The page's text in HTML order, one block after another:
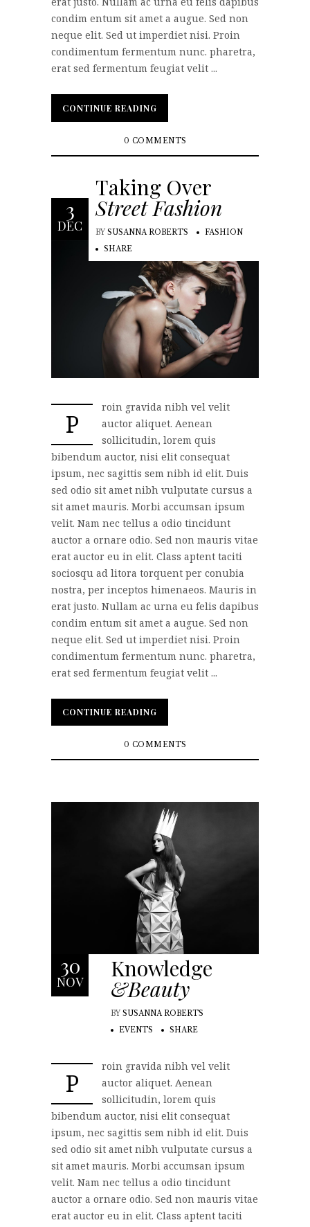
condim entum sit amet a augue. Sed non
neque elit. Sed ut imperdiet nisi. Proin
condimentum fermentum nunc. pharetra,
erat sed fermentum feugiat velit ...
CONTINUE READING
CONTINUE READING
0 COMMENTS
3
DEC
Taking Over
Street Fashion
BY SUSANNA ROBERTS
FASHION
SHARE
P
roin gravida nibh vel velit
auctor aliquet. Aenean
sollicitudin, lorem quis
bibendum auctor, nisi elit consequat
ipsum, nec sagittis sem nibh id elit. Duis
sed odio sit amet nibh vulputate cursus a
sit amet mauris. Morbi accumsan ipsum
velit. Nam nec tellus a odio tincidunt
auctor a ornare odio. Sed non mauris vitae
erat auctor eu in elit. Class aptent taciti
sociosqu ad litora torquent per conubia
nostra, per inceptos himenaeos. Mauris in
erat justo. Nullam ac urna eu felis dapibus
condim entum sit amet a augue. Sed non
neque elit. Sed ut imperdiet nisi. Proin
condimentum fermentum nunc. pharetra,
erat sed fermentum feugiat velit ...
CONTINUE READING
CONTINUE READING
0 COMMENTS
30
NOV Knowledge
&Beauty
BY SUSANNA ROBERTS
EVENTS
SHARE
P
roin gravida nibh vel velit
auctor aliquet. Aenean
sollicitudin, lorem quis
bibendum auctor, nisi elit consequat
ipsum, nec sagittis sem nibh id elit. Duis
sed odio sit amet nibh vulputate cursus a
sit amet mauris. Morbi accumsan ipsum
velit. Nam nec tellus a odio tincidunt
auctor a ornare odio. Sed non mauris vitae
erat auctor eu in elit. Class aptent taciti